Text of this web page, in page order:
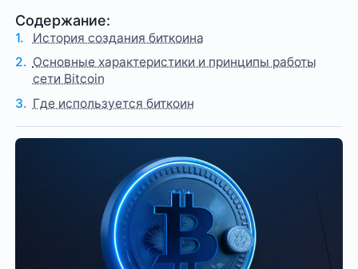
Содержание:
История создания биткоина
Основные характеристики и принципы работы
сети Bitcoin
Где используется биткоин